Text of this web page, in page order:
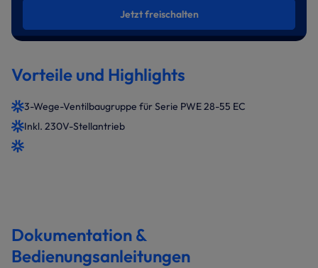
Jetzt freischalten
Vorteile und Highlights
3-Wege-Ventilbaugruppe für Serie PWE 28-55 EC
Inkl. 230V-Stellantrieb
Dokumentation &
Bedienungsanleitungen